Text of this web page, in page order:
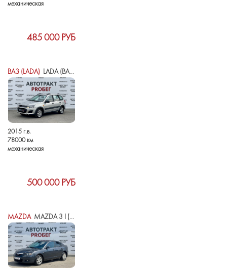
механическая
485 000 РУБ
ВАЗ (LADA) LADA (ВАЗ) KALINA II
2015 г.в.
78000 км
механическая
500 000 РУБ
MAZDAMAZDA 3 I (BK) РЕСТАЙЛИНГ